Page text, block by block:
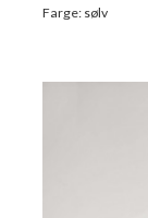
Farge: sølv